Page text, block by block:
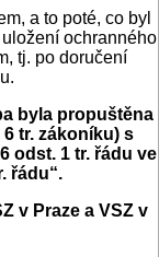
a to poté, co byl
ochranného
tj. po doručení
byla propuštěna
tr. zákoníku) s
odst. 1 tr. řádu ve
řádu“.
v Praze a VSZ v